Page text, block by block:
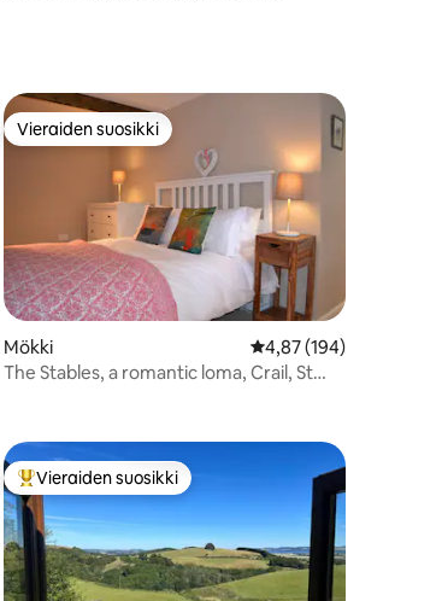
arvio 4,89/5, 338 arvostelua
Vieraiden suosikki
Vieraiden suosikki
Mökki Keskimääräinen arvio
4,87 (194)
The Stables, a romantic loma, Crail, St
Vieraiden suosikkien parhaimmistoa
Vieraiden suosikki